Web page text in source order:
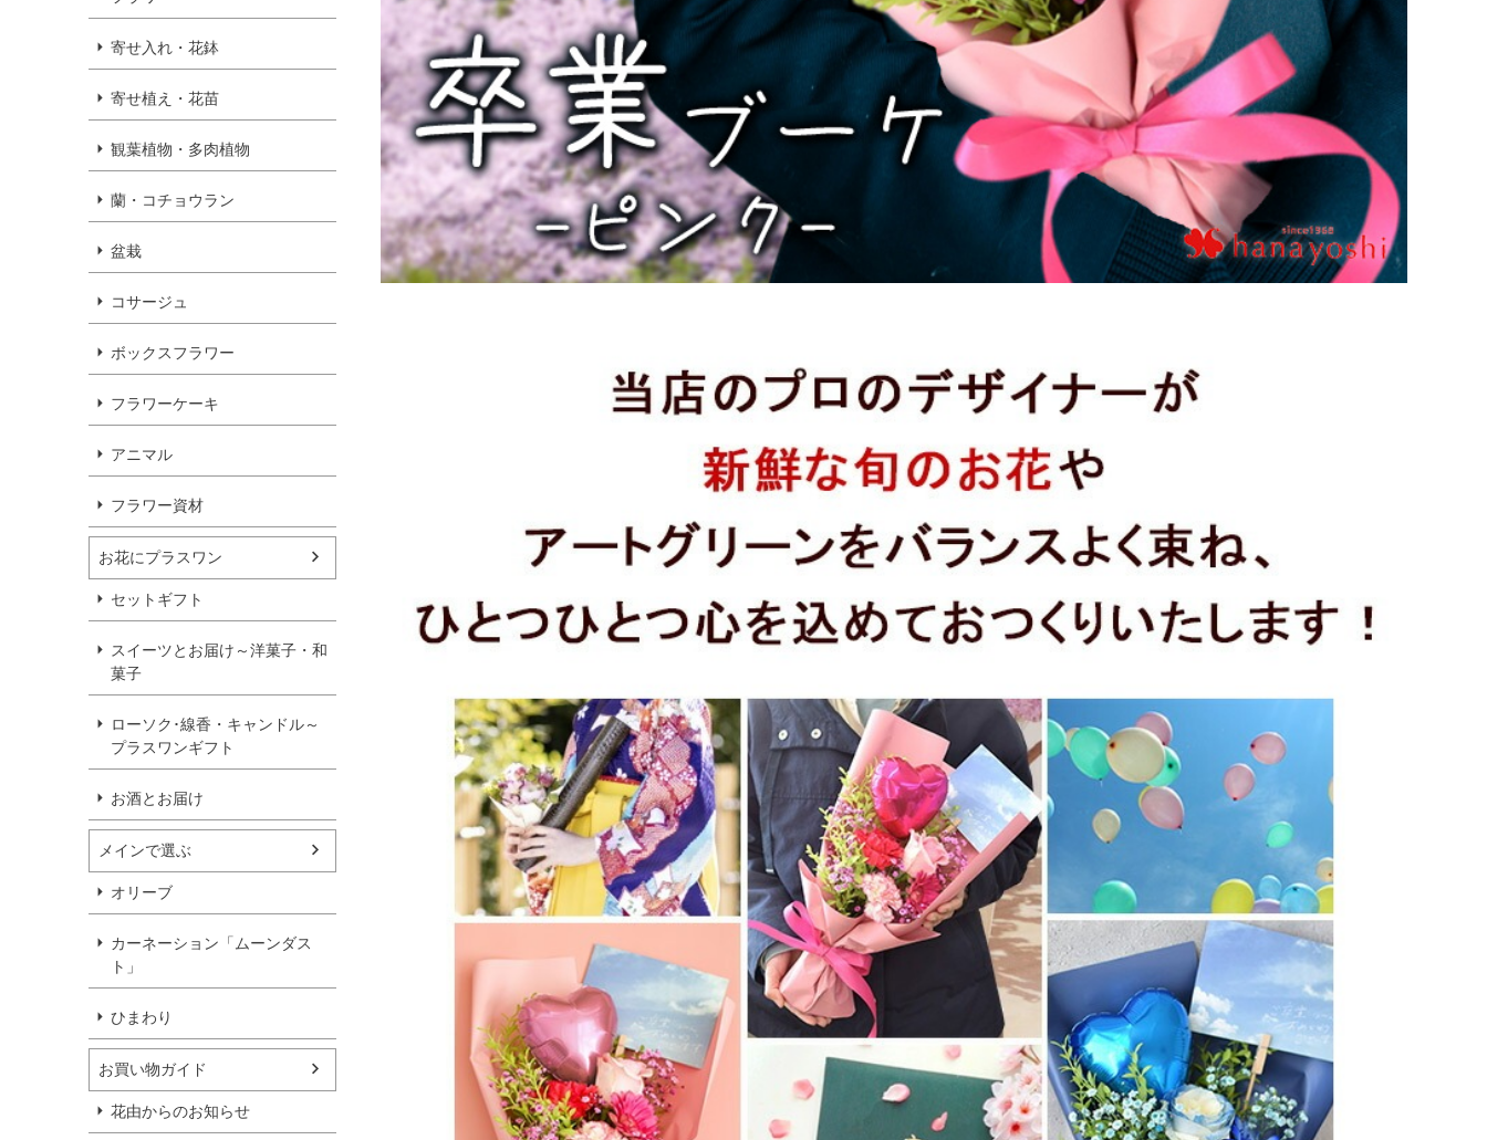
寄せ入れ・花鉢
寄せ植え・花苗
観葉植物・多肉植物
蘭・コチョウラン
盆栽
コサージュ
ボックスフラワー
フラワーケーキ
アニマル
フラワー資材
お花にプラスワン
セットギフト
スイーツとお届け～洋菓子・和
菓子
ローソク･線香・キャンドル～
プラスワンギフト
お酒とお届け
メインで選ぶ
オリーブ
カーネーション「ムーンダス
ト」
ひまわり
お買い物ガイド
花由からのお知らせ